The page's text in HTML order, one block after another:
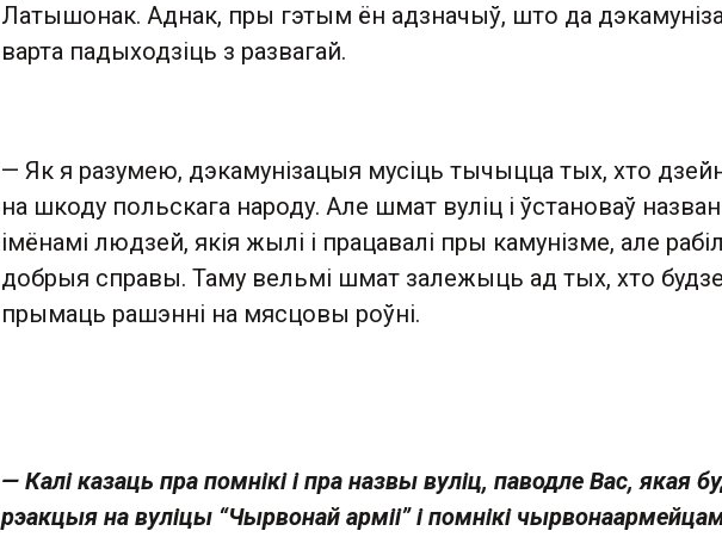
Латышонак. Аднак, пры гэтым ён адзначыў, што да
варта падыходзіць з развагай.
— Як я разумею, дэкамунізацыя мусіць тычыцца тых, хто
на шкоду польскага народу. Але шмат вуліц і ўстановаў
імёнамі людзей, якія жылі і працавалі пры камунізме, але
добрыя справы. Таму вельмі шмат залежыць ад тых, хто будзе
прымаць рашэнні на мясцовы роўні.
— Калі казаць пра помнікі і пра назвы вуліц, паводле Вас, якая
рэакцыя на вуліцы “Чырвонай арміі” і помнікі